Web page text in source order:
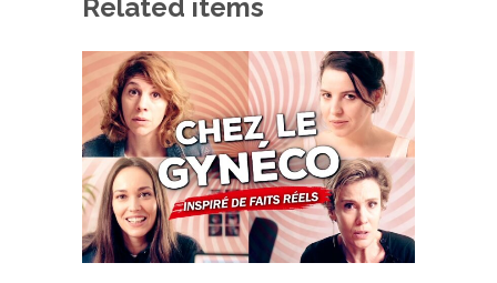
Related items